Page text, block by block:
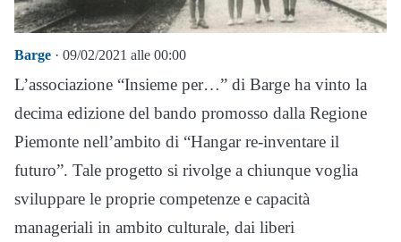
Barge · 09/02/2021 alle 00:00
L’associazione “Insieme per…” di Barge ha vinto la
decima edizione del bando promosso dalla Regione
Piemonte nell’ambito di “Hangar re-inventare il
futuro”. Tale progetto si rivolge a chiunque voglia
sviluppare le proprie competenze e capacità
manageriali in ambito culturale, dai liberi